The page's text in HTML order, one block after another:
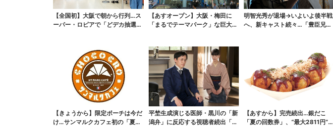
【全国初】大阪で朝から行列…ス
ーパー・ロピアで「どデカ抽選
【あすオープン】大阪・梅田に
「まるでテーマパーク」な巨大ス
明智光秀が退場→いよいよ後半戦
へ、新キャスト続々…「豊臣兄
【きょうから】限定ポーチは今だ
け…サンマルクカフェ初の「夏福
平埜生成演じる医師・黒川の「新
潟弁」に反応する視聴者続出「グ
【あすから】完売続出…銀だこ
「夏の回数券」、“最大2811円”お